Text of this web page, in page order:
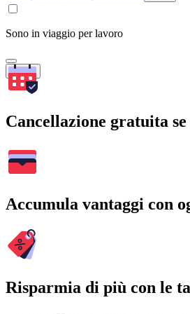
Sono in viaggio per lavoro
Cerca
Cancellazione gratuita
Accumula vantaggi con
Risparmia di più con le